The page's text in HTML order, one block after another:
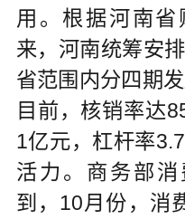
用。根据河南
来，河南统筹安
省范围内分四期
目前，核销率达
1亿元，杠杆率
活力。商务部
到，10月份，消